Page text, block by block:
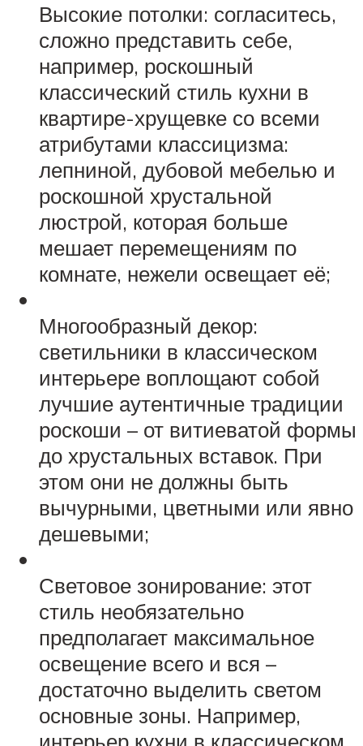
Высокие потолки: согласитесь,
сложно представить себе,
например, роскошный
классический стиль кухни в
квартире-хрущевке со всеми
атрибутами классицизма:
лепниной, дубовой мебелью и
роскошной хрустальной
люстрой, которая больше
мешает перемещениям по
комнате, нежели освещает её;
Многообразный декор:
светильники в классическом
интерьере воплощают собой
лучшие аутентичные традиции
роскоши – от витиеватой формы
до хрустальных вставок. При
этом они не должны быть
вычурными, цветными или явно
дешевыми;
Световое зонирование: этот
стиль необязательно
предполагает максимальное
освещение всего и вся –
достаточно выделить светом
основные зоны. Например,